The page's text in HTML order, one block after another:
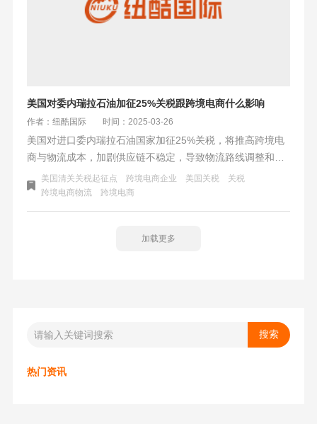
美国对委内瑞拉石油加征25%关税跟跨境电商什么影响
作者：纽酷国际 时间：2025-03-26
美国对进口委内瑞拉石油国家加征25%关税，将推高跨境电
商与物流成本，加剧供应链不稳定，导致物流路线调整和成
本增加。同时，关税政策或致中小跨境电商企业退出美国市
场，而头部企业则通过优化供应链等方式降低冲击。此举对
美国清关关税起征点 跨境电商企业 美国关税
关税
跨境电商物流
跨境电商
加载更多
热门资讯